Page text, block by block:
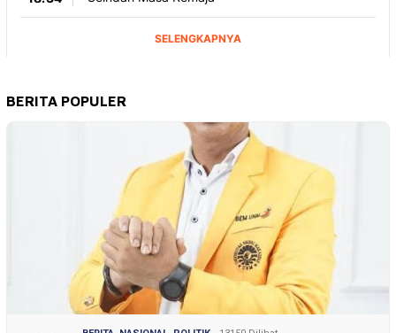
BERITA POPULER